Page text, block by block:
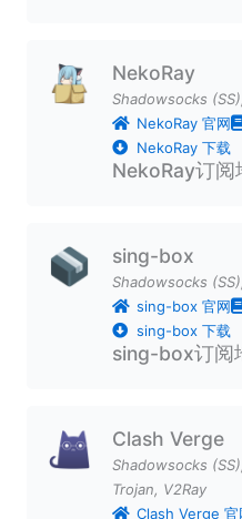
NekoRay
Shadowsocks (SS)
NekoRay 官网
NekoRay 下载
NekoRay订阅
sing-box
Shadowsocks (SS)
sing-box 官网
sing-box 下载
sing-box订阅
Clash Verge
Shadowsocks (SS)
Trojan, V2Ray
Clash Verge 官